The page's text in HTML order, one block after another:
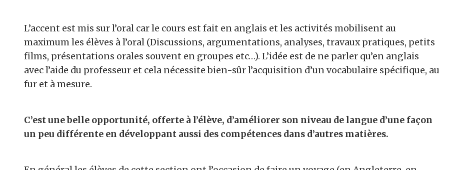
L’accent est mis sur l’oral car le cours est fait en anglais et les activités mobilisent au
maximum les élèves à l’oral (Discussions, argumentations, analyses, travaux pratiques, petits
films, présentations orales souvent en groupes etc…). L’idée est de ne parler qu’en anglais
avec l’aide du professeur et cela nécessite bien-sûr l’acquisition d’un vocabulaire spécifique, au
fur et à mesure.
C’est une belle opportunité, offerte à l’élève, d’améliorer son niveau de langue d’une façon
un peu différente en développant aussi des compétences dans d’autres matières.